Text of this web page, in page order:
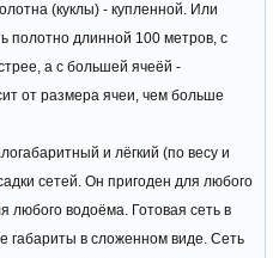
(куклы) - купленной. Или
полотно длинной 100 метров, с
а с большей ячеёй -
от размера ячеи, чем больше
и лёгкий (по весу и
сетей. Он пригоден для любого
любого водоёма. Готовая сеть в
габариты в сложенном виде. Сеть